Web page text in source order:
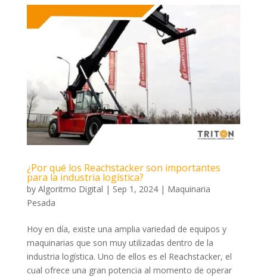
¿Por qué los Reachstacker son importantes
para la industria logística?
by Algoritmo Digital | Sep 1, 2024| Maquinaria
Pesada
Hoy en día, existe una amplia variedad de equipos y
maquinarias que son muy utilizadas dentro de la
industria logística. Uno de ellos es el Reachstacker, el
cual ofrece una gran potencia al momento de operar